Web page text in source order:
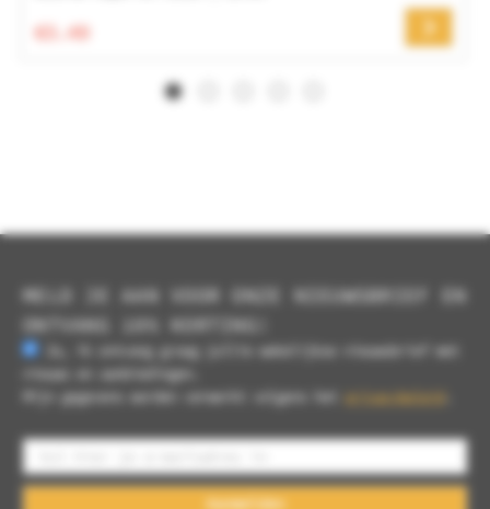
€3.49
MELD JE AAN VOOR ONZE NIEUWSBRIEF EN
ONTVANG 10% KORTING!
Ja, ik ontvang graag jullie wekelijkse nieuwsbrief met
nieuws en aanbiedingen.
Mijn gegevens worden verwerkt volgens het
privacybeleid
Aanmelden